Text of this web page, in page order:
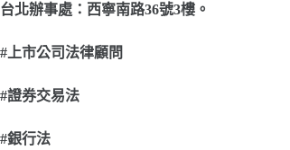
台北辦事處：西寧南路36號3樓。
# 上市公司法律顧問
#證券交易法
#銀行法